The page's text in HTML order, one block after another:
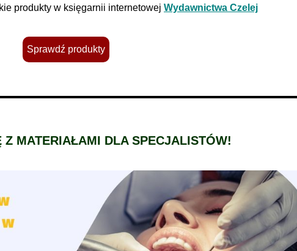
produkty w księgarnii internetowej Wydawnictwa Czelej
Sprawdź produkty
Z MATERIAŁAMI DLA SPECJALISTÓW!